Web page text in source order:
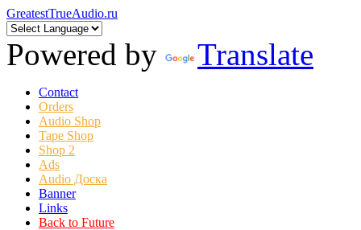
GreatestTrueAudio.ru
Powered by Translate
Contact
Orders
Audio Shop
Tape Shop
Shop 2
Ads
Audio Доска
Banner
Links
Back to Future